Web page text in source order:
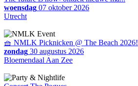
woensdag 07 oktober 2026
Utrecht
🧺 NMLK Picknicken @ The Beach 2026!
zondag 30 augustus 2026
Bloemendaal Aan Zee